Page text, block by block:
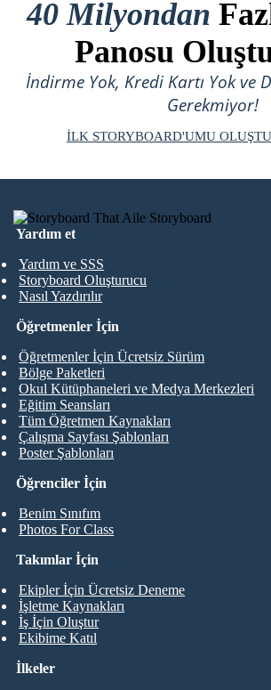
40 Milyondan
Panosu
İndirme Yok, Kredi Kartı Yok ve
Gerekmiyor!
İLK STORYBOARD'UMU
Yardım et
Yardım ve SSS
Storyboard Oluşturucu
Nasıl Yazdırılır
Öğrenciler İçin
Benim Sınıfım
Photos For Class
Öğretmenler İçin
Öğretmenler İçin Ücretsiz Sürüm
Bölge Paketleri
Okul Kütüphaneleri ve Medya Merkezleri
Eğitim Seansları
Tüm Öğretmen Kaynakları
Çalışma Sayfası Şablonları
Poster Şablonları
Takımlar İçin
Ekipler İçin Ücretsiz Deneme
İşletme Kaynakları
İş İçin Oluştur
Ekibime Katıl
İlkeler